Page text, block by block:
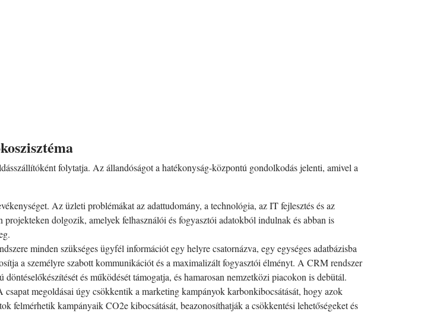
folytatja. Az állandóságot a hatékonyság-központú gondolkodás jelenti, amivel a
Az üzleti problémákat az adattudomány, a technológia, az IT fejlesztés és az
dolgozik, amelyek felhasználói és fogyasztói adatokból indulnak és abban is
minden szükséges ügyfél információt egy helyre csatornázva, egy egységes adatbázisba
a személyre szabott kommunikációt és a maximalizált fogyasztói élményt. A CRM rendszer
és működését támogatja, és hamarosan nemzetközi piacokon is debütál.
megoldásai úgy csökkentik a marketing kampányok karbonkibocsátását, hogy azok
felmérhetik kampányaik CO2e kibocsátását, beazonosíthatják a csökkentési lehetőségeket és